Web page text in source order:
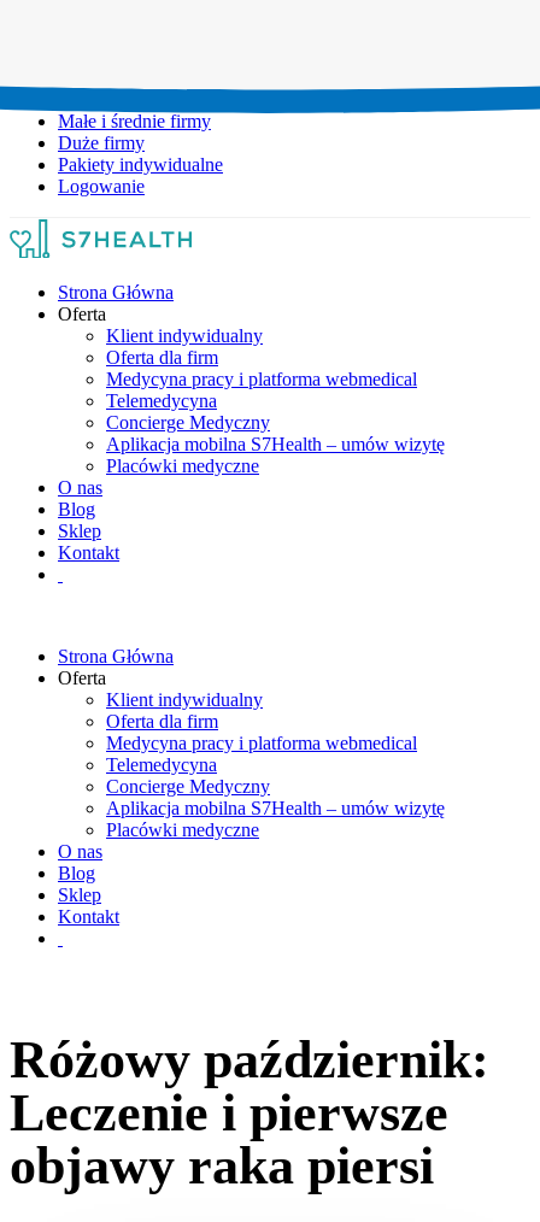
Małe i średnie firmy
Duże firmy
Pakiety indywidualne
Logowanie
Strona Główna
Oferta
Klient indywidualny
Oferta dla firm
Medycyna pracy i platforma webmedical
Telemedycyna
Concierge Medyczny
Aplikacja mobilna S7Health – umów wizytę
Placówki medyczne
O nas
Blog
Sklep
Kontakt
Strona Główna
Oferta
Klient indywidualny
Oferta dla firm
Medycyna pracy i platforma webmedical
Telemedycyna
Concierge Medyczny
Aplikacja mobilna S7Health – umów wizytę
Placówki medyczne
O nas
Blog
Sklep
Kontakt
Różowy październik:
Leczenie i pierwsze
objawy raka piersi